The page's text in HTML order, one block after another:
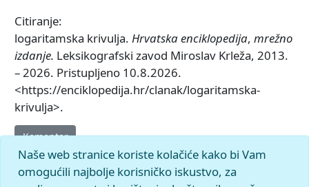
Citiranje:
logaritamska krivulja. Hrvatska enciklopedija, mrežno
izdanje. Leksikografski zavod Miroslav Krleža, 2013.
– 2026. Pristupljeno 10.8.2026.
<https://enciklopedija.hr/clanak/logaritamska-
krivulja>.
Komentar
Naše web stranice koriste kolačiće kako bi Vam
omogućili najbolje korisničko iskustvo, za